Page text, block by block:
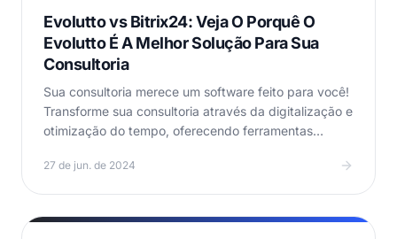
Evolutto vs Bitrix24: Veja O Porquê O
Evolutto É A Melhor Solução Para Sua
Consultoria
Sua consultoria merece um software feito para você!
Transforme sua consultoria através da digitalização e
otimização do tempo, oferecendo ferramentas…
27 de jun. de 2024